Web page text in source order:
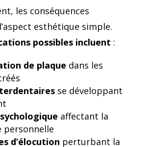
les conséquences
esthétique simple.
possibles incluent :
de plaque dans les
se développant
affectant la
personnelle
d’élocution perturbant la